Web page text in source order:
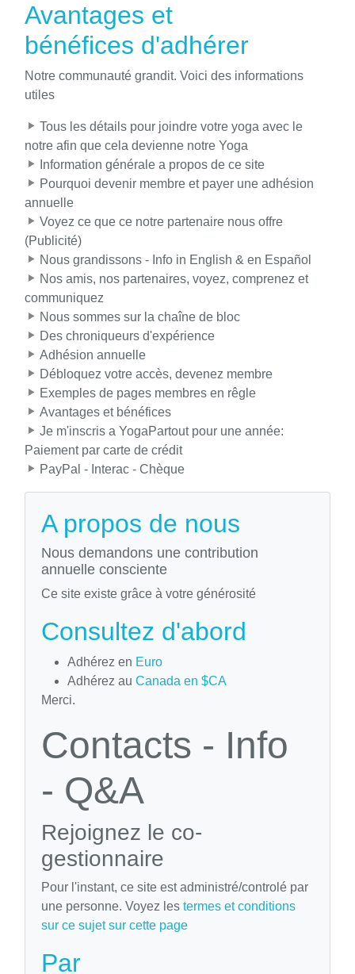
Avantages et
bénéfices d'adhérer
Notre communauté grandit. Voici des informations
utiles
Tous les détails pour joindre votre yoga avec le
notre afin que cela devienne notre Yoga
Information générale a propos de ce site
Pourquoi devenir membre et payer une adhésion
annuelle
Voyez ce que ce notre partenaire nous offre
(Publicité)
Nous grandissons - Info in English & en Español
Nos amis, nos partenaires, voyez, comprenez et
communiquez
Nous sommes sur la chaîne de bloc
Des chroniqueurs d'expérience
Adhésion annuelle
Débloquez votre accès, devenez membre
Exemples de pages membres en rêgle
Avantages et bénéfices
Je m'inscris a YogaPartout pour une année:
Paiement par carte de crédit
PayPal - Interac - Chèque
A propos de nous
Nous demandons une contribution
annuelle consciente
Ce site existe grâce à votre générosité
Consultez d'abord
Adhérez en Euro
Adhérez au Canada en $CA
Merci.
Contacts - Info
- Q&A
Rejoignez le co-
gestionnaire
Pour l'instant, ce site est administré/controlé par
une personne. Voyez les termes et conditions
sur ce sujet sur cette page
Par